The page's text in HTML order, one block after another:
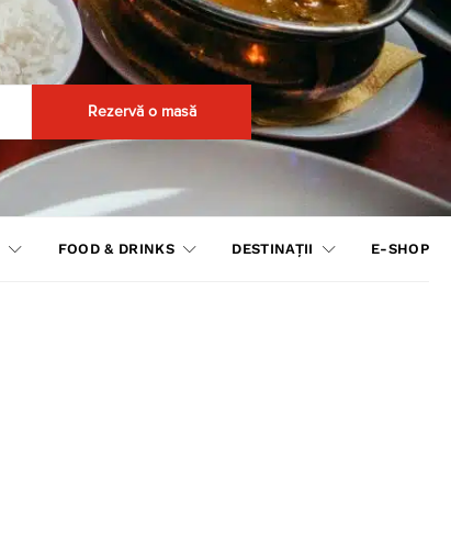
Rezervă o masă
FOOD & DRINKS DESTINAȚII E-SHOP